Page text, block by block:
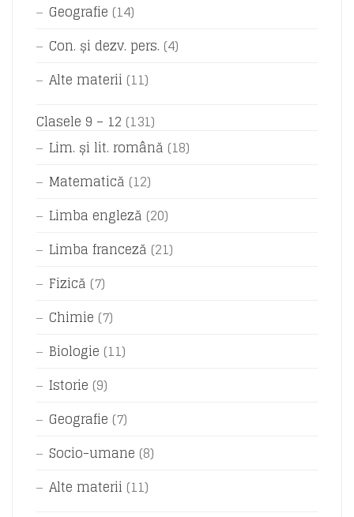
Geografie (14)
Con. și dezv. pers. (4)
Alte materii (11)
Clasele 9 – 12 (131)
Lim. și lit. română (18)
Matematică (12)
Limba engleză (20)
Limba franceză (21)
Fizică (7)
Chimie (7)
Biologie (11)
Istorie (9)
Geografie (7)
Socio-umane (8)
Alte materii (11)